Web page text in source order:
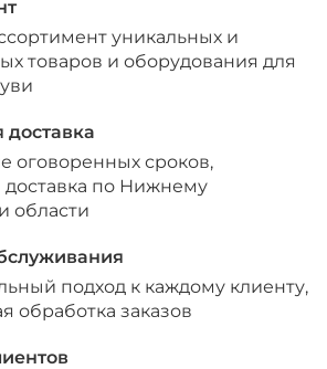
уникальных и
товаров и оборудования для
доставка
оговоренных сроков,
доставка по Нижнему
области
подход к каждому клиенту,
обработка заказов